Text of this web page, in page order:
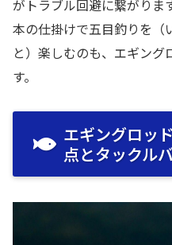
がトラブル回避に繋がりま
本の仕掛けで五目釣りを（
と）楽しむのも、エギン
す。
エギングロッ
点とタックル